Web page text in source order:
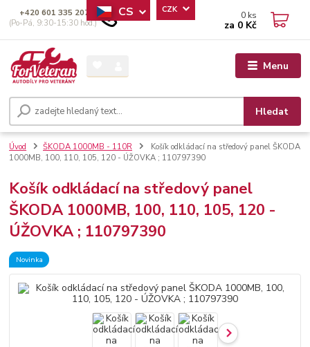
Menu
CS CZK
Hledat
+420 601 335 207
(Po-Pá, 9:30-15:30 hod.)
0 ks
za 0 Kč
Úvod ŠKODA 1000MB - 110R
Košík odkládací na středový panel ŠKODA
1000MB, 100, 110, 105, 120 - ÚŽOVKA ; 110797390
Košík odkládací na středový panel
ŠKODA 1000MB, 100, 110, 105, 120 -
ÚŽOVKA ; 110797390
Novinka